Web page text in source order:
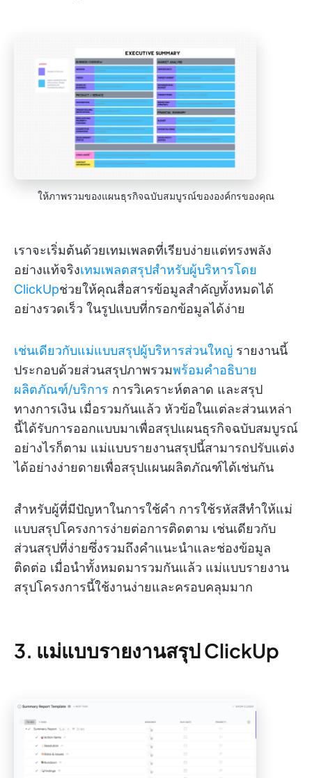
ให้ภาพรวมของแผนธุรกิจฉบับสมบูรณ์ขององค์กรของคุณ
เราจะเริ่มต้นด้วยเทมเพลตที่เรียบง่ายแต่ทรงพลัง
อย่างแท้จริงเทมเพลตสรุปสำหรับผู้บริหารโดย
ClickUpช่วยให้คุณสื่อสารข้อมูลสำคัญทั้งหมดได้
อย่างรวดเร็ว ในรูปแบบที่กรอกข้อมูลได้ง่าย
เช่นเดียวกับแม่แบบสรุปผู้บริหารส่วนใหญ่ รายงานนี้
ประกอบด้วยส่วนสรุปภาพรวมพร้อมคำอธิบาย
ผลิตภัณฑ์/บริการ การวิเคราะห์ตลาด และสรุป
ทางการเงิน เมื่อรวมกันแล้ว หัวข้อในแต่ละส่วนเหล่า
นี้ได้รับการออกแบบมาเพื่อสรุปแผนธุรกิจฉบับสมบูรณ์
อย่างไรก็ตาม แม่แบบรายงานสรุปนี้สามารถปรับแต่ง
ได้อย่างง่ายดายเพื่อสรุปแผนผลิตภัณฑ์ได้เช่นกัน
สำหรับผู้ที่มีปัญหาในการใช้คำ การใช้รหัสสีทำให้แม่
แบบสรุปโครงการง่ายต่อการติดตาม เช่นเดียวกับ
ส่วนสรุปที่ง่ายซึ่งรวมถึงคำแนะนำและช่องข้อมูล
ติดต่อ เมื่อนำทั้งหมดมารวมกันแล้ว แม่แบบรายงาน
สรุปโครงการนี้ใช้งานง่ายและครอบคลุมมาก
3. แม่แบบรายงานสรุป ClickUp